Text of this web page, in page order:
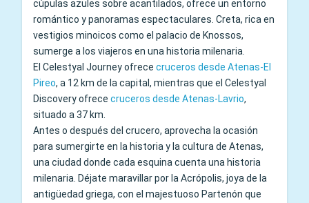
cúpulas azules sobre acantilados, ofrece un entorno
romántico y panoramas espectaculares. Creta, rica en
vestigios minoicos como el palacio de Knossos,
sumerge a los viajeros en una historia milenaria.
El Celestyal Journey ofrece cruceros desde Atenas-El
Pireo, a 12 km de la capital, mientras que el Celestyal
Discovery ofrece cruceros desde Atenas-Lavrio,
situado a 37 km.
Antes o después del crucero, aprovecha la ocasión
para sumergirte en la historia y la cultura de Atenas,
una ciudad donde cada esquina cuenta una historia
milenaria. Déjate maravillar por la Acrópolis, joya de la
antigüedad griega, con el majestuoso Partenón que